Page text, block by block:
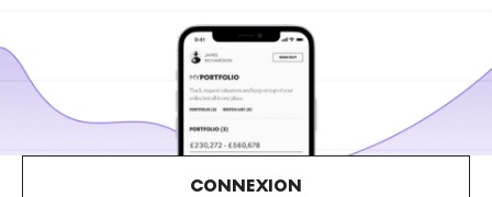
CONNEXION